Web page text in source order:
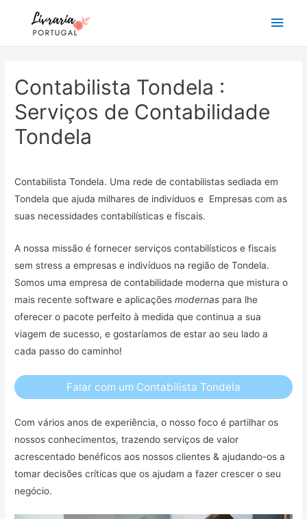
Main
Contabilista Tondela :
Serviços de Contabilidade
Tondela
Contabilista Tondela. Uma rede de contabilistas sediada em
Tondela que ajuda milhares de individuos e Empresas com as
suas necessidades contabilísticas e fiscais.
A nossa missão é fornecer serviços contabilísticos e fiscais
sem stress a empresas e indivíduos na região de Tondela.
Somos uma empresa de contabilidade moderna que mistura o
mais recente software e aplicaçõesmodernas para lhe
oferecer o pacote perfeito à medida que continua a sua
viagem de sucesso, e gostaríamos de estar ao seu lado a
cada passo do caminho!
Falar com um Contabilista Tondela
Com vários anos de experiência, o nosso foco é partilhar os
nossos conhecimentos, trazendo serviços de valor
acrescentado benéficos aos nossos clientes & ajudando-os a
tomar decisões críticas que os ajudam a fazer crescer o seu
negócio.